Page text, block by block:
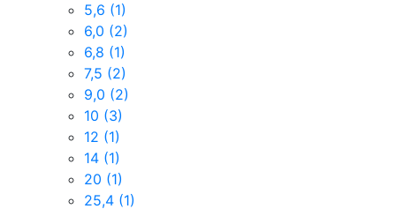
5,6 (1)
6,0 (2)
6,8 (1)
7,5 (2)
9,0 (2)
10 (3)
12 (1)
14 (1)
20 (1)
25,4 (1)